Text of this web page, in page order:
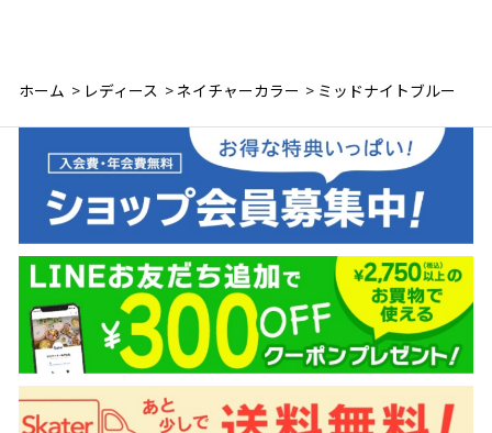
ホーム > レディース > ネイチャーカラー > ミッドナイトブルー